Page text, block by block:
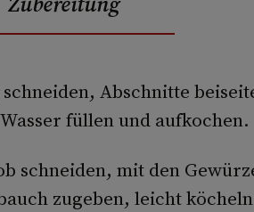
Abschnitte
füllen und aufkochen.
schneiden, mit den
zugeben, leicht